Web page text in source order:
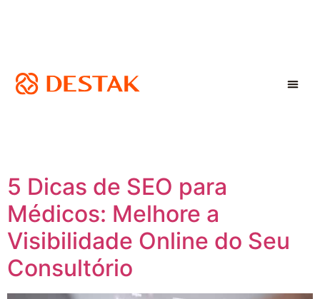
5 Dicas de SEO para
Médicos: Melhore a
Visibilidade Online do Seu
Consultório